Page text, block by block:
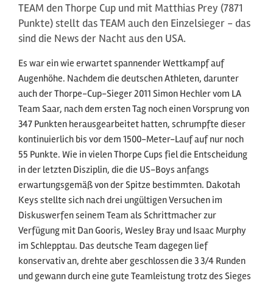
TEAM den Thorpe Cup und mit Matthias Prey (7871
Punkte) stellt das TEAM auch den Einzelsieger - das
sind die News der Nacht aus den USA.
Es war ein wie erwartet spannender Wettkampf auf
Augenhöhe. Nachdem die deutschen Athleten, darunter
auch der Thorpe-Cup-Sieger 2011 Simon Hechler vom LA
Team Saar, nach dem ersten Tag noch einen Vorsprung von
347 Punkten herausgearbeitet hatten, schrumpfte dieser
kontinuierlich bis vor dem 1500-Meter-Lauf auf nur noch
55 Punkte. Wie in vielen Thorpe Cups fiel die Entscheidung
in der letzten Disziplin, die die US-Boys anfangs
erwartungsgemäß von der Spitze bestimmten. Dakotah
Keys stellte sich nach drei ungültigen Versuchen im
Diskuswerfen seinem Team als Schrittmacher zur
Verfügung mit Dan Gooris, Wesley Bray und Isaac Murphy
im Schlepptau. Das deutsche Team dagegen lief
konservativ an, drehte aber geschlossen die 3 3/4 Runden
und gewann durch eine gute Teamleistung trotz des Sieges